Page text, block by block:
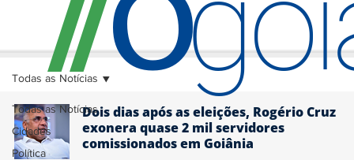
Todas as Notícias
Cidades
Política
Todas as Notícias
Dois dias após as eleições, Rogério Cruz
exonera quase 2 mil servidores
comissionados em Goiânia